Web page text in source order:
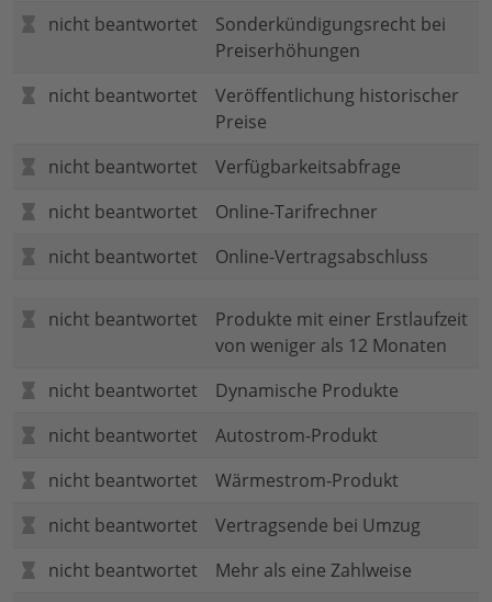
nicht beantwortet
Sonderkündigungsrecht bei
Preiserhöhungen
nicht beantwortet
Veröffentlichung historischer
Preise
nicht beantwortet
Verfügbarkeitsabfrage
nicht beantwortet
Online-Tarifrechner
nicht beantwortet
Online-Vertragsabschluss
nicht beantwortet
Produkte mit einer Erstlaufzeit
von weniger als 12 Monaten
nicht beantwortet
Dynamische Produkte
nicht beantwortet
Autostrom-Produkt
nicht beantwortet
Wärmestrom-Produkt
nicht beantwortet
Vertragsende bei Umzug
nicht beantwortet
Mehr als eine Zahlweise